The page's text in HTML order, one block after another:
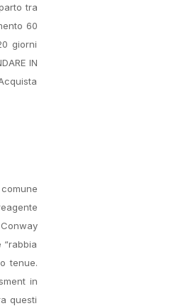
tra
60
giorni
IN
“rabbia
tenue.
in
questi